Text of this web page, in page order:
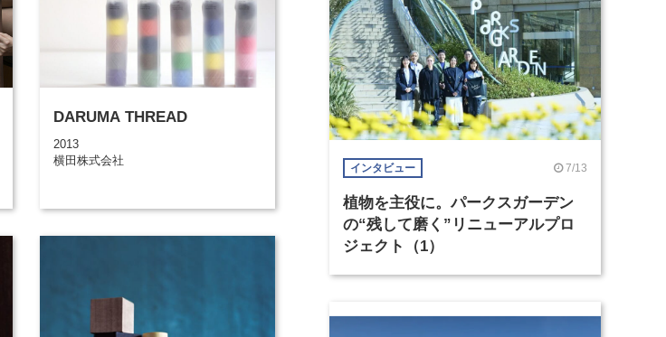
DARUMA THREAD
2013
横田株式会社
インタビュー 7/13
植物を主役に。パークスガーデン
の“残して磨く”リニューアルプロ
ジェクト（1）